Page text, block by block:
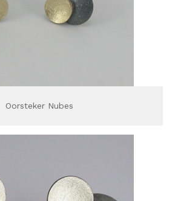
Oorsteker Nubes